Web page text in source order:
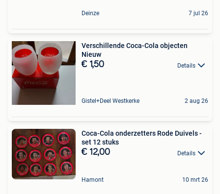
Deinze 7 jul 26
Verschillende Coca-Cola objecten
Nieuw
€ 1,50 Details
Gistel+Deel Westkerke 2 aug 26
Coca-Cola onderzetters Rode Duivels -
set 12 stuks
€ 12,00 Details
Hamont 10 mrt 26